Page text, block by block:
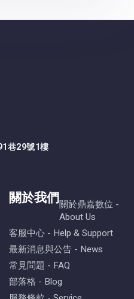
巷29號1樓
關於我們關於鼎嘉數位 -
About Us
客服中心 - Help & Support
最新消息與公告 - News
常見問題 - FAQ
部落格 - Blog